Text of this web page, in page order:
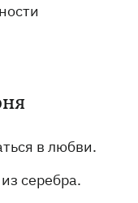
в любви.
серебра.